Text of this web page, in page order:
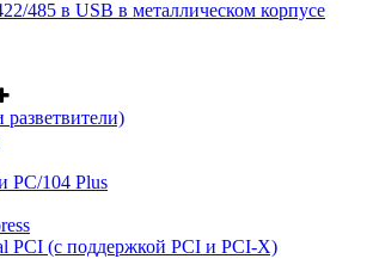
485 в USB в металлическом корпусе
PC/104 Plus
PCI (с поддержкой PCI и PCI-X)